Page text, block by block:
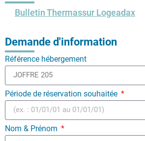
Bulletin Thermassur Logeadax
Demande d'information
Référence hébergement
Période de réservation souhaitée
Nom & Prénom